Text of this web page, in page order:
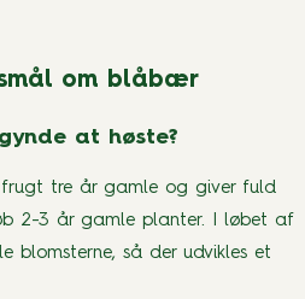
om blåbær
at høste?
tre år gamle og giver fuld
2-3 år gamle planter. I løbet af
blomsterne, så der udvikles et